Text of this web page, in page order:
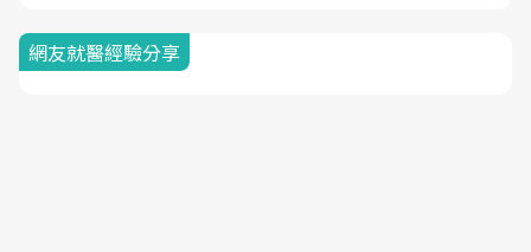
網友就醫經驗分享